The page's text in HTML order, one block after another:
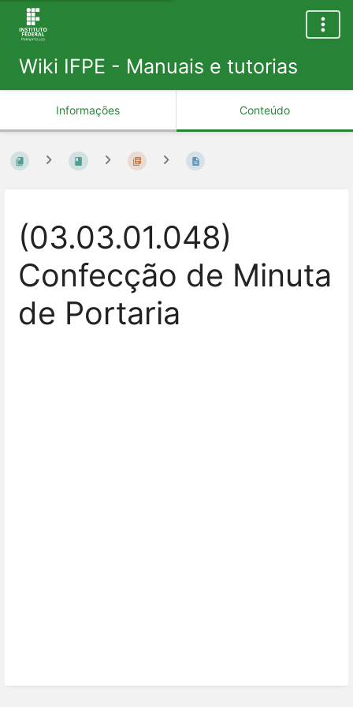
Wiki IFPE - Manuais e tutorias
Informações Conteúdo
(03.03.01.048)
Confecção de Minuta
de Portaria